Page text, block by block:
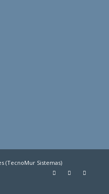
(TecnoMur Sistemas)